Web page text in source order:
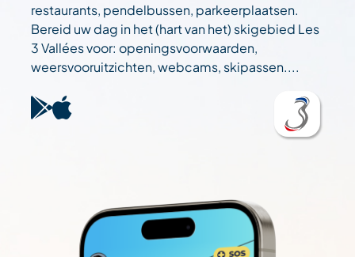
restaurants, pendelbussen, parkeerplaatsen.
Bereid uw dag in het (hart van het) skigebied Les
3 Vallées voor: openingsvoorwaarden,
weersvooruitzichten, webcams, skipassen....